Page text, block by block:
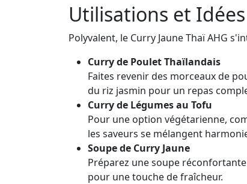
Utilisations et
Polyvalent, le Curry Jaune Thaï AHG
Curry de Poulet Thaïlandais
Faites revenir des morceaux de
du riz jasmin pour un repas
Curry de Légumes au Tofu
Pour une option végétarienne,
les saveurs se mélangent
Soupe de Curry Jaune
Préparez une soupe
pour une touche de fraîcheur.